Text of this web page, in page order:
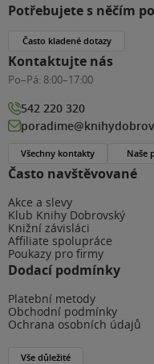
Často navštěvované
Akce a slevy
Klub Knihy Dobrovský
Knižní závisláci
Affiliate spolupráce
Poukazy pro firmy
Dodací podmínky
Platební metody
Obchodní podmínky
Ochrana osobních údajů
Vše důležité
Potřebujete s něčím
Často kladené dotazy
Kontaktujte nás
Po–Pá: 8:00–17:00
542 220 320
Všechny kontakty Naše